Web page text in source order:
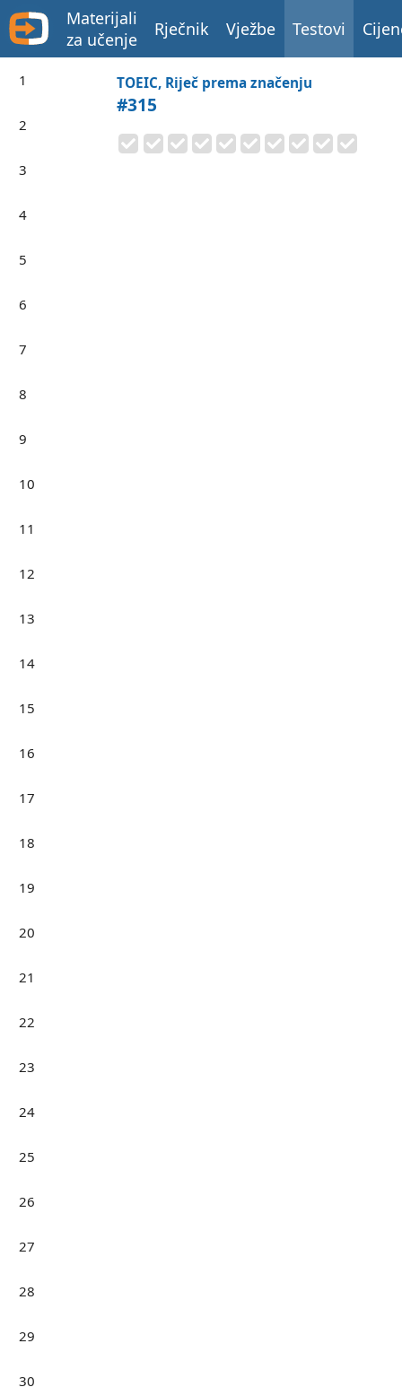
Materijali
za učenje
Rječnik Vježbe Testovi
1
2
3
4
5
6
7
8
9
10
11
12
13
14
15
16
17
18
19
20
21
22
23
24
25
26
27
28
29
30
TOEIC, Riječ prema značenju
#315